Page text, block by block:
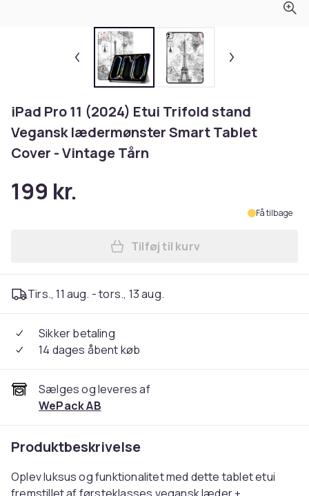
iPad Pro 11 (2024) Etui Trifold stand
Vegansk lædermønster Smart Tablet
Cover - Vintage Tårn
199 kr.
Få tilbage
Læg iPad Pro 11 (2024)
Tilføj til kurv
Tirs., 11 aug. - tors., 13 aug.
Sikker betaling
14 dages åbent køb
Sælges og leveres af
WePack AB
Produktbeskrivelse
Oplev luksus og funktionalitet med dette tablet etui